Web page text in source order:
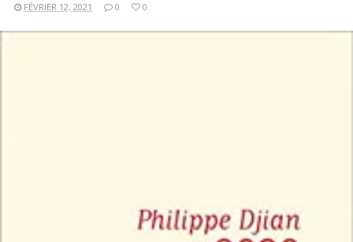
FÉVRIER 12, 2021 0 0